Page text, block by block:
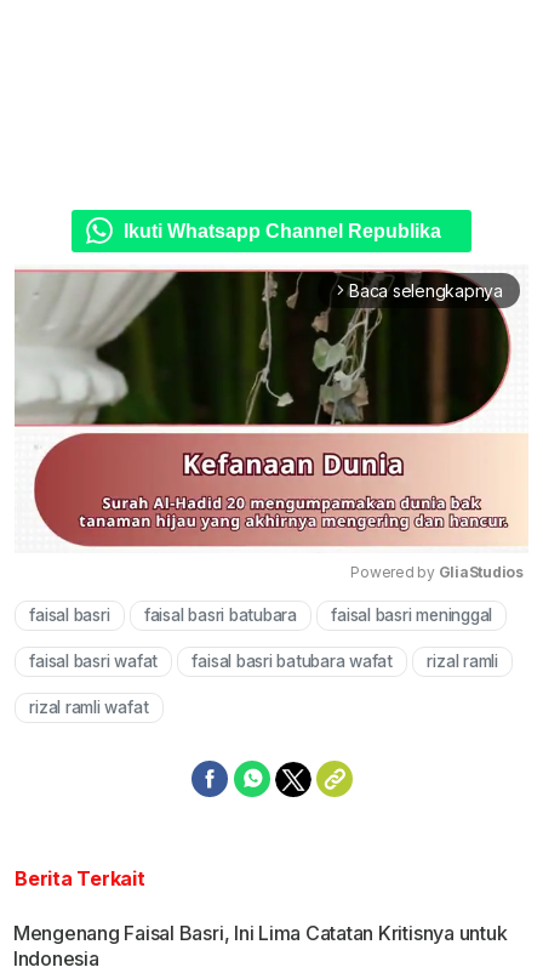
Ikuti Whatsapp Channel Republika
arrow_forward_ios Baca selengkapnya
Mute
Powered by GliaStudios
faisal basri faisal basri batubara faisal basri meninggal
faisal basri wafat faisal basri batubara wafat rizal ramli
rizal ramli wafat
Berita Terkait
Mengenang Faisal Basri, Ini Lima Catatan Kritisnya untuk
Indonesia